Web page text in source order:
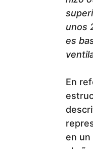
unos
es
En
en un